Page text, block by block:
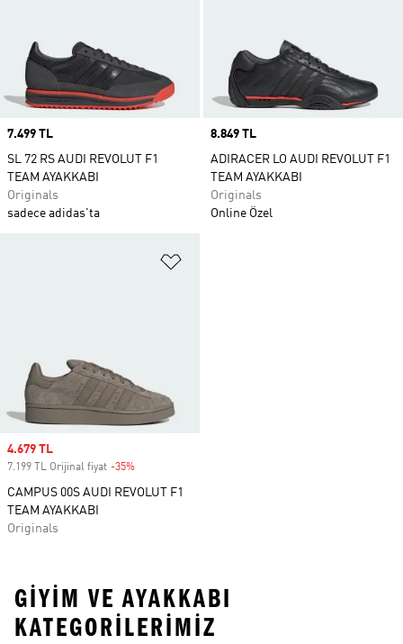
Price
7.499 TL
SL 72 RS AUDI REVOLUT F1
TEAM AYAKKABI
Originals
sadece adidas'ta
Price
8.849 TL
ADIRACER LO AUDI REVOLUT F1
TEAM AYAKKABI
Originals
Online Özel
Sale price
4.679 TL
7.199 TL Orijinal fiyat -35%
CAMPUS 00S AUDI REVOLUT F1
TEAM AYAKKABI
Originals
GIYIM VE AYAKKABI
KATEGORILERIMIZ